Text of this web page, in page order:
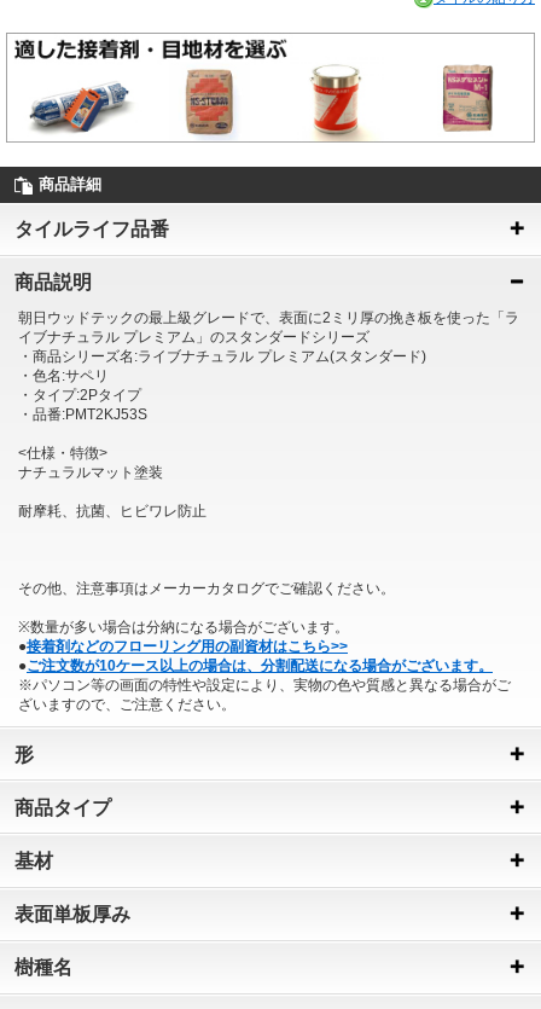
商品詳細
タイルライフ品番
商品説明
朝日ウッドテックの最上級グレードで、表面に2ミリ厚の挽き板を使った「ラ
イブナチュラル プレミアム」のスタンダードシリーズ
・商品シリーズ名:ライブナチュラル プレミアム(スタンダード)
・色名:サペリ
・タイプ:2Pタイプ
・品番:PMT2KJ53S
<仕様・特徴>
ナチュラルマット塗装
耐摩耗、抗菌、ヒビワレ防止
その他、注意事項はメーカーカタログでご確認ください。
※数量が多い場合は分納になる場合がございます。
●接着剤などのフローリング用の副資材はこちら>>
●ご注文数が10ケース以上の場合は、分割配送になる場合がございます。
※パソコン等の画面の特性や設定により、実物の色や質感と異なる場合がご
ざいますので、ご注意ください。
形
商品タイプ
基材
表面単板厚み
樹種名